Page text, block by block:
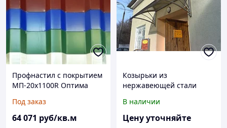
Профнастил с покрытием
МП-20х1100R Оптима
Под заказ
64 071 руб/кв.м
Козырьки из
нержавеющей стали
В наличии
Цену уточняйте